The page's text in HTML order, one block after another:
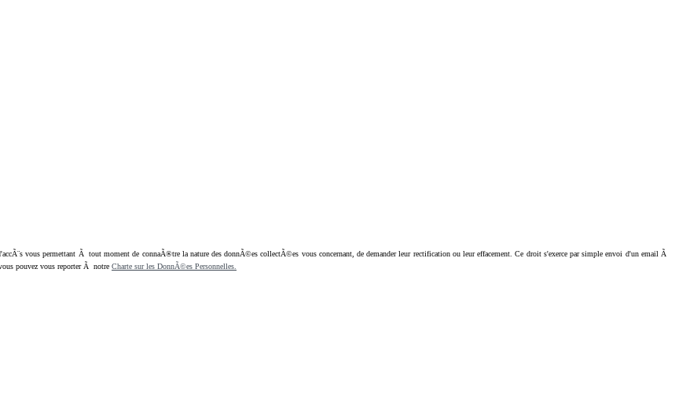
vous permettant Ã tout moment de connaÃ®tre la nature des donnÃ©es collectÃ©es vous concernant, de demander leur rectification ou leur effacement. Ce droit s'exerce par simple envoi d'un email Ã
pouvez vous reporter Ã notre Charte sur les DonnÃ©es Personnelles.